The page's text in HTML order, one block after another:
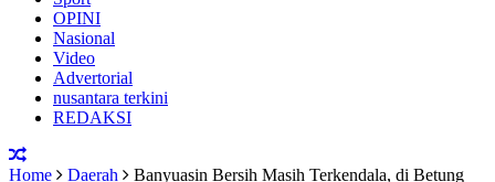
OPINI
Nasional
Video
Advertorial
nusantara terkini
REDAKSI
Home Daerah
Banyuasin Bersih Masih Terkendala, di Betung